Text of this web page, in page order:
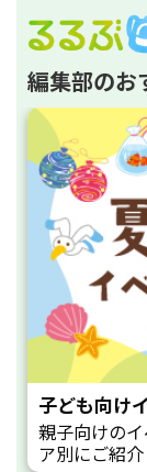
編集部のお
子ども向け
親子向けの
ア別にご紹介